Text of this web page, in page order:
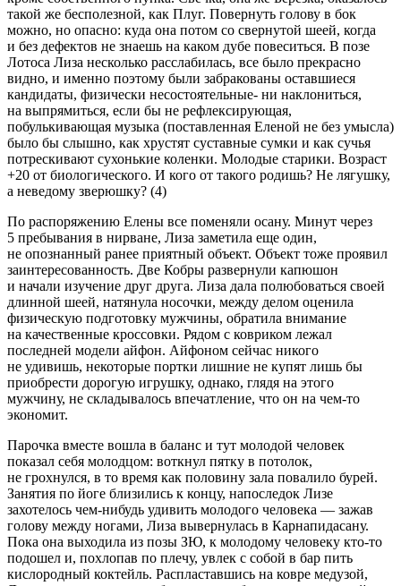
такой же бесполезной, как Плуг. Повернуть голову в бок
можно, но опасно: куда она потом со свернутой шеей, когда
и без дефектов не знаешь на каком дубе повеситься. В позе
Лотоса Лиза несколько расслабилась, все было прекрасно
видно, и именно поэтому были забракованы оставшиеся
кандидаты, физически несостоятельные- ни наклониться,
на выпрямиться, если бы не рефлексирующая,
побулькивающая музыка (поставленная Еленой не без умысла)
было бы слышно, как хрустят суставные сумки и как сучья
потрескивают сухонькие коленки. Молодые старики. Возраст
+20 от биологического. И кого от такого родишь? Не лягушку,
а неведому зверюшку? (4)
По распоряжению Елены все поменяли осану. Минут через
5 пребывания в нирване, Лиза заметила еще один,
не опознанный ранее приятный объект. Объект тоже проявил
заинтересованность. Две Кобры развернули капюшон
и начали изучение друг друга. Лиза дала полюбоваться своей
длинной шеей, натянула носочки, между делом оценила
физическую подготовку мужчины, обратила внимание
на качественные кроссовки. Рядом с ковриком лежал
последней модели айфон. Айфоном сейчас никого
не удивишь, некоторые портки лишние не купят лишь бы
приобрести дорогую игрушку, однако, глядя на этого
мужчину, не складывалось впечатление, что он на чем-то
экономит.
Парочка вместе вошла в баланс и тут молодой человек
показал себя молодцом: воткнул пятку в потолок,
не грохнулся, в то время как половину зала повалило бурей.
Занятия по йоге близились к концу, напоследок Лизе
захотелось чем-нибудь удивить молодого человека — зажав
голову между ногами, Лиза вывернулась в Карнапидасану.
Пока она выходила из позы ЗЮ, к молодому человеку кто-то
подошел и, похлопав по плечу, увлек с собой в бар пить
кислородный коктейль. Распластавшись на ковре медузой,